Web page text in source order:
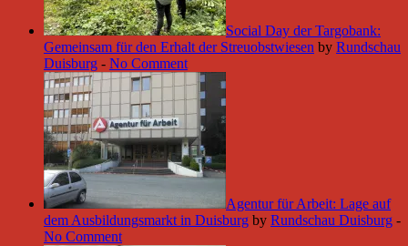
Social Day der Targobank:
Gemeinsam für den Erhalt der Streuobstwiesen by Rundschau
Duisburg - No Comment
Agentur für Arbeit: Lage auf
dem Ausbildungsmarkt in Duisburg by Rundschau Duisburg -
No Comment